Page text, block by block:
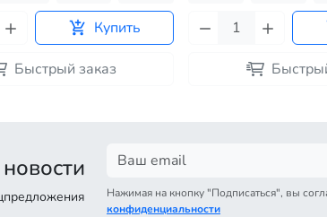
Купить
Быстрый заказ
Нажимая на кнопку "Подписаться", вы
конфиденциальности